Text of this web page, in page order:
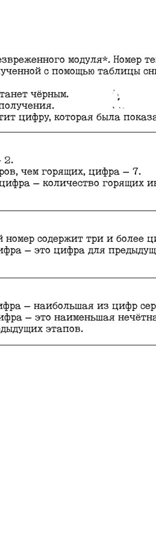
модуля*. Номер
с помощью таблицы
чёрным.
цифру, которая была
2.
чем горящих, цифра — 7.
— количество горящих
номер содержит три и более
— это цифра для
— наибольшая из цифр
— это наименьшая
этапов.